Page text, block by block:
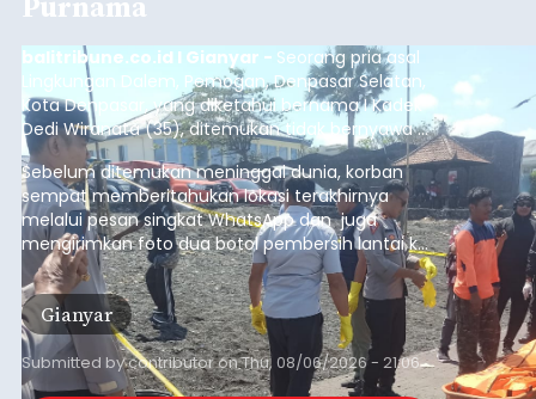
balitribune.co.id I Gianyar - Seorang pria asal
Lingkungan Dalem, Pemogan, Denpasar Selatan,
Kota Denpasar, yang diketahui bernama I Kadek
Dedi Wiranata (35), ditemukan tidak bernyawa di
pesisir Pantai Purnama, Sukawati.
Sebelum ditemukan meninggal dunia, korban
sempat memberitahukan lokasi terakhirnya
melalui pesan singkat WhatsApp dan juga
mengirimkan foto dua botol pembersih lantai ke
istrinya.
Gianyar
Submitted bycontributoronThu, 08/06/2026 - 21:06